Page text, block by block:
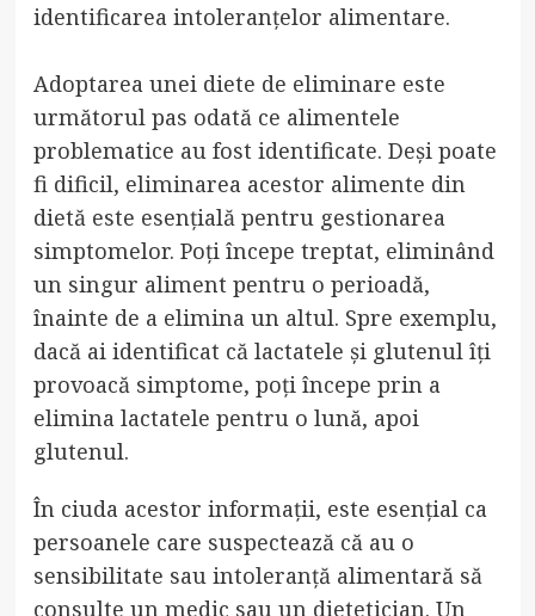
identificarea intoleranțelor alimentare.
Adoptarea unei diete de eliminare este
următorul pas odată ce alimentele
problematice au fost identificate. Deși poate
fi dificil, eliminarea acestor alimente din
dietă este esențială pentru gestionarea
simptomelor. Poți începe treptat, eliminând
un singur aliment pentru o perioadă,
înainte de a elimina un altul. Spre exemplu,
dacă ai identificat că lactatele și glutenul îți
provoacă simptome, poți începe prin a
elimina lactatele pentru o lună, apoi
glutenul.
În ciuda acestor informații, este esențial ca
persoanele care suspectează că au o
sensibilitate sau intoleranță alimentară să
consulte un medic sau un dietetician. Un